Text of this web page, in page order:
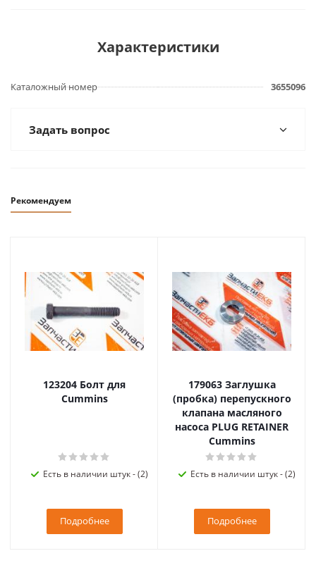
Характеристики
Каталожный номер 3655096
Задать вопрос
Рекомендуем
123204 Болт для
Cummins
Есть в наличии штук - (2)
Подробнее
179063 Заглушка
(пробка) перепускного
клапана масляного
насоса PLUG RETAINER
Cummins
Есть в наличии штук - (2)
Подробнее